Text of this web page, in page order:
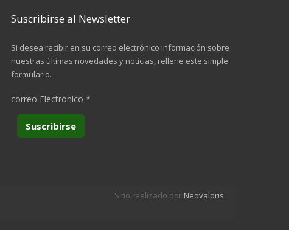
Suscribirse al Newsletter
Si desea recibir en su correo electrónico información sobre
nuestras últimas novedades y noticias, rellene este simple
formulario.
correo Electrónico *
Sitio realizado por Neovaloris